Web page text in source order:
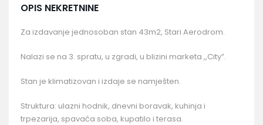
OPIS NEKRETNINE
Za izdavanje jednosoban stan 43m2, Stari Aerodrom.
Nalazi se na 3. spratu, u zgradi, u blizini marketa ,,City”.
Stan je klimatizovan i izdaje se namješten.
Struktura: ulazni hodnik, dnevni boravak, kuhinja i
trpezarija, spavaća soba, kupatilo i terasa.